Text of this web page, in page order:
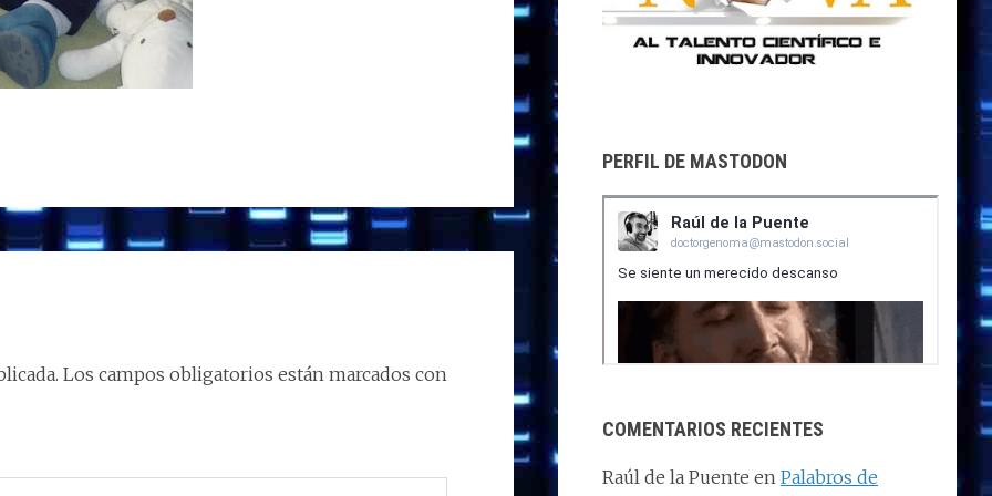
Los campos obligatorios están marcados con
PERFIL DE MASTODON
COMENTARIOS RECIENTES
Raúl de la Puente en Palabros de